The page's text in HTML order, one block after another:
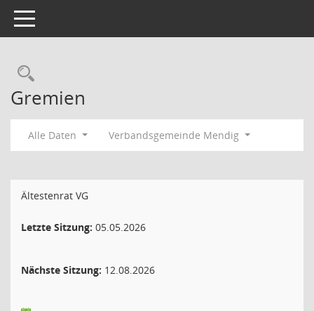
Toggle navigation
Rechercheauswahl
Gremien
Alle Daten Verbandsgemeinde Mendig
Ältestenrat VG
Letzte Sitzung: 05.05.2026
Nächste Sitzung: 12.08.2026